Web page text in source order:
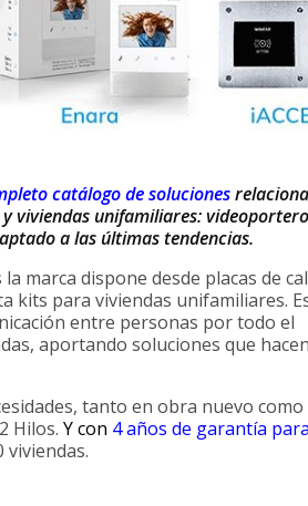
catálogo de soluciones
viviendas unifamiliares:
a las últimas tendencias.
marca dispone desde placas de
kits para viviendas unifamiliares.
entre personas por todo el
aportando soluciones que
tanto en obra nuevo como
Hilos. Y con 4 años de garantía para
viviendas.